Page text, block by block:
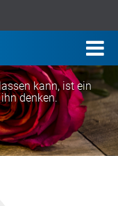
kann, ist ein
denken.